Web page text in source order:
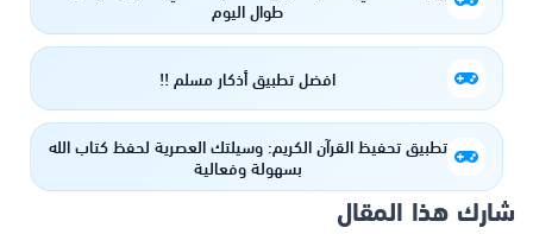
طوال اليوم
افضل تطبيق أذكار مسلم !!
تطبيق تحفيظ القرآن الكريم: وسيلتك العصرية لحفظ كتاب الله
بسهولة وفعالية
شارك هذا المقال